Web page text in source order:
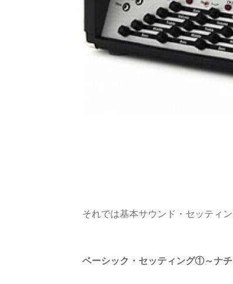
それでは基本サウンド・セッティ
ベーシック・セッティング①～ナ